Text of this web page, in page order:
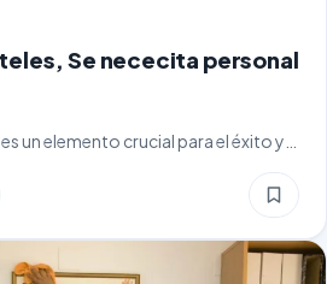
Se nececita personal
un elemento crucial para el éxito y
establecimiento en la industria
trabajo, que…